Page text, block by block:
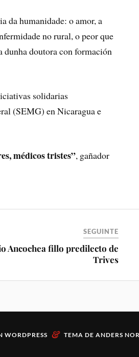
da humanidade: o amor, a
no rural, o peor que
dunha doutora con formación
solidarias
(SEMG) en Nicaragua e
médicos tristes”, gañador
SEGUINTE
Ancochea fillo predilecto de
Trives
WORDPRESS & TEMA DE ANDERS